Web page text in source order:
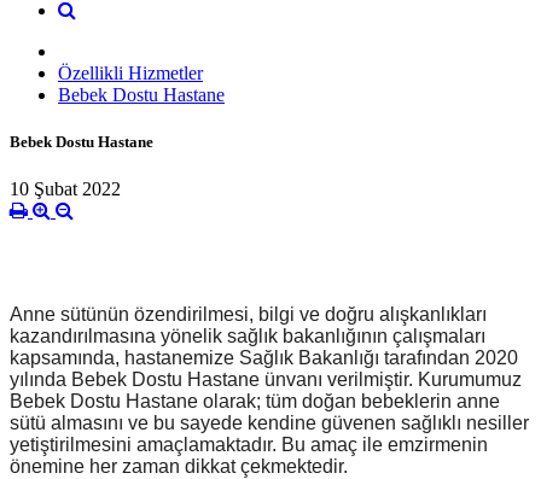
Özellikli Hizmetler
Bebek Dostu Hastane
Bebek Dostu Hastane
10 Şubat 2022
Anne sütünün özendirilmesi, bilgi ve doğru alışkanlıkları
kazandırılmasına yönelik sağlık bakanlığının çalışmaları
kapsamında, hastanemize Sağlık Bakanlığı tarafından 2020
yılında Bebek Dostu Hastane ünvanı verilmiştir. Kurumumuz
Bebek Dostu Hastane olarak; tüm doğan bebeklerin anne
sütü almasını ve bu sayede kendine güvenen sağlıklı nesiller
yetiştirilmesini amaçlamaktadır. Bu amaç ile emzirmenin
önemine her zaman dikkat çekmektedir.